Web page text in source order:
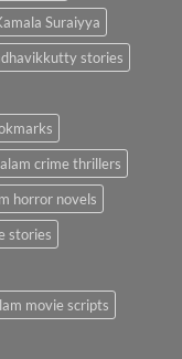
Suraiyya
stories
crime thrillers
horror novels
stories
movie scripts